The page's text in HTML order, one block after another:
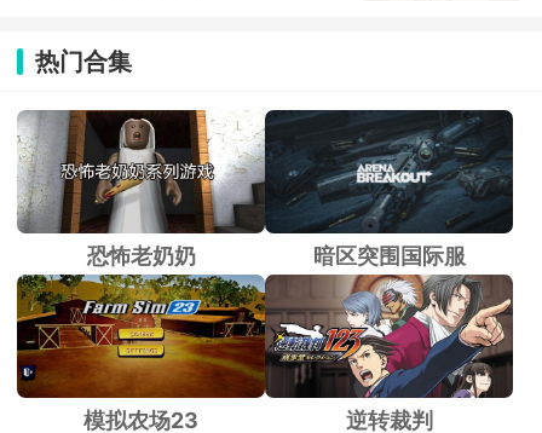
热门合集
恐怖老奶奶 暗区突围国际服
模拟农场23 逆转裁判